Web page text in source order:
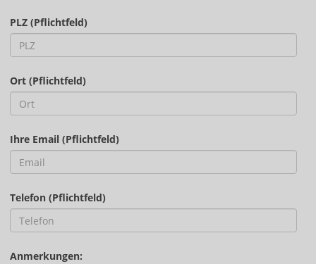
PLZ (Pflichtfeld)
Ort (Pflichtfeld)
Ihre Email (Pflichtfeld)
Telefon (Pflichtfeld)
Anmerkungen: